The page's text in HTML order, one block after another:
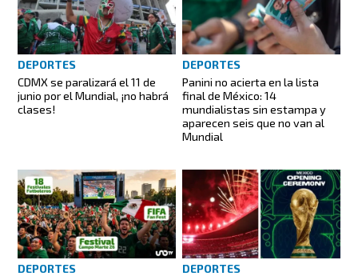
DEPORTES
CDMX se paralizará el 11 de
junio por el Mundial, ¡no habrá
clases!
DEPORTES
Panini no acierta en la lista
final de México: 14
mundialistas sin estampa y
aparecen seis que no van al
Mundial
DEPORTES
DEPORTES